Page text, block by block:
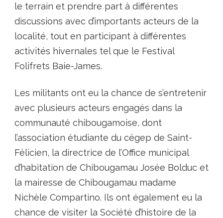
le terrain et prendre part à différentes
discussions avec d’importants acteurs de la
localité, tout en participant à différentes
activités hivernales tel que le Festival
Folifrets Baie-James.
Les militants ont eu la chance de s’entretenir
avec plusieurs acteurs engagés dans la
communauté chibougamoise, dont
l’association étudiante du cégep de Saint-
Félicien, la directrice de l’Office municipal
d’habitation de Chibougamau Josée Bolduc et
la mairesse de Chibougamau madame
Nichèle Compartino. Ils ont également eu la
chance de visiter la Société d’histoire de la